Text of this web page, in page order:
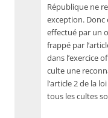
République ne
exception.
effectué par un
frappé par
dans l’exercice
culte une
l’article 2 de la
tous les cultes